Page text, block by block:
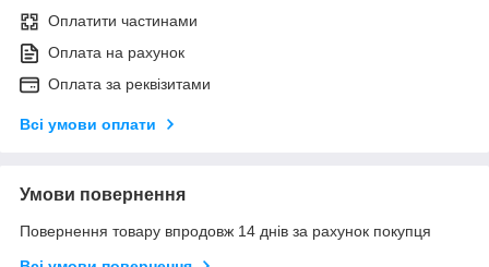
Оплатити частинами
Оплата на рахунок
Оплата за реквізитами
Всі умови оплати
Умови повернення
Повернення товару впродовж 14 днів за рахунок покупця